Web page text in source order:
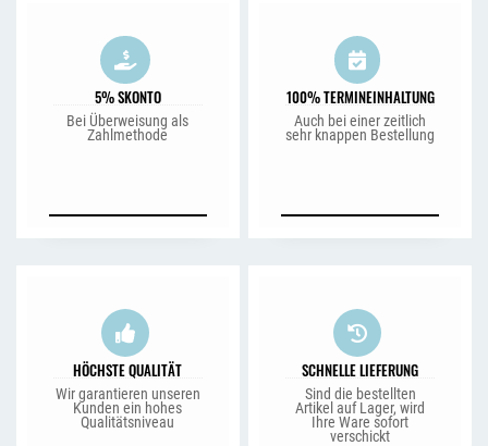
5% SKONTO
Bei Überweisung als
Zahlmethode
100% TERMINEINHALTUNG
Auch bei einer zeitlich
sehr knappen Bestellung
HÖCHSTE QUALITÄT
Wir garantieren unseren
Kunden ein hohes
Qualitätsniveau
SCHNELLE LIEFERUNG
Sind die bestellten
Artikel auf Lager, wird
Ihre Ware sofort
verschickt